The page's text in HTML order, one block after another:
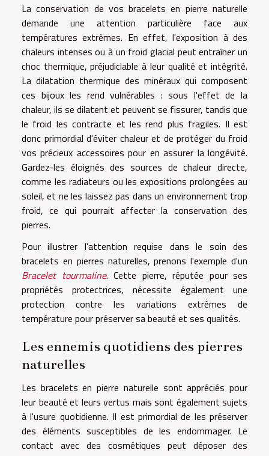
La conservation de vos bracelets en pierre naturelle
demande une attention particulière face aux
températures extrêmes. En effet, l'exposition à des
chaleurs intenses ou à un froid glacial peut entraîner un
choc thermique, préjudiciable à leur qualité et intégrité.
La dilatation thermique des minéraux qui composent
ces bijoux les rend vulnérables : sous l'effet de la
chaleur, ils se dilatent et peuvent se fissurer, tandis que
le froid les contracte et les rend plus fragiles. Il est
donc primordial d'éviter chaleur et de protéger du froid
vos précieux accessoires pour en assurer la longévité.
Gardez-les éloignés des sources de chaleur directe,
comme les radiateurs ou les expositions prolongées au
soleil, et ne les laissez pas dans un environnement trop
froid, ce qui pourrait affecter la conservation des
pierres.
Pour illustrer l'attention requise dans le soin des
bracelets en pierres naturelles, prenons l'exemple d'un
Bracelet tourmaline. Cette pierre, réputée pour ses
propriétés protectrices, nécessite également une
protection contre les variations extrêmes de
température pour préserver sa beauté et ses qualités.
Les ennemis quotidiens des pierres
naturelles
Les bracelets en pierre naturelle sont appréciés pour
leur beauté et leurs vertus mais sont également sujets
à l'usure quotidienne. Il est primordial de les préserver
des éléments susceptibles de les endommager. Le
contact avec des cosmétiques peut déposer des